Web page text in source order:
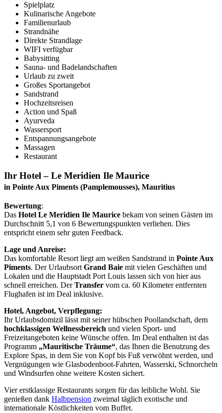
Spielplatz
Kulinarische Angebote
Familienurlaub
Strandnähe
Direkte Strandlage
WIFI verfügbar
Babysitting
Sauna- und Badelandschaften
Urlaub zu zweit
Großes Sportangebot
Sandstrand
Hochzeitsreisen
Action und Spaß
Ayurveda
Wassersport
Entspannungsangebote
Massagen
Restaurant
Ihr Hotel – Le Meridien Ile Maurice
in Pointe Aux Piments (Pamplemousses), Mauritius
Bewertung:
Das Hotel Le Meridien Ile Maurice bekam von seinen Gästen im
Durchschnitt 5,1 von 6 Bewertungspunkten verliehen. Dies
entspricht einem sehr guten Feedback.
Lage und Anreise:
Das komfortable Resort liegt am weißen Sandstrand in Pointe Aux
Piments. Der Urlaubsort Grand Baie mit vielen Geschäften und
Lokalen und die Hauptstadt Port Louis lassen sich von hier aus
schnell erreichen. DerTransfer vom ca. 60 Kilometer entfernten
Flughafen ist im Deal inklusive.
Hotel, Angebot, Verpflegung:
Ihr Urlaubsdomizil lässt mit seiner hübschen Poollandschaft, dem
hochklassigen Wellnessbereich und vielen Sport- und
Freizeitangeboten keine Wünsche offen. Im Deal enthalten ist das
Programm „Mauritische Träume“, das Ihnen die Benutzung des
Explore Spas, in dem Sie von Kopf bis Fuß verwöhnt werden, und
Vergnügungen wie Glasbodenboot-Fahrten, Wasserski, Schnorcheln
und Windsurfen ohne weitere Kosten sichert.
Vier erstklassige Restaurants sorgen für das leibliche Wohl. Sie
genießen dank Halbpension zweimal täglich exotische und
internationale Köstlichkeiten vom Buffet.